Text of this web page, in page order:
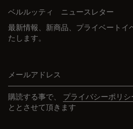
ベルルッティ ニュースレター
最新情報、新商品、プライベートイ
たします。
購読する事で、 プライバシーポリシ
ととさせて頂きます